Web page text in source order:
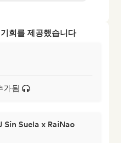
회를 제공했습니다
가됨
Sin Suela x RaiNao